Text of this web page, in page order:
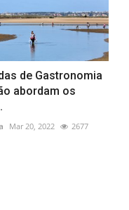
de Gastronomia
abordam os
Mar 20, 2022 2677